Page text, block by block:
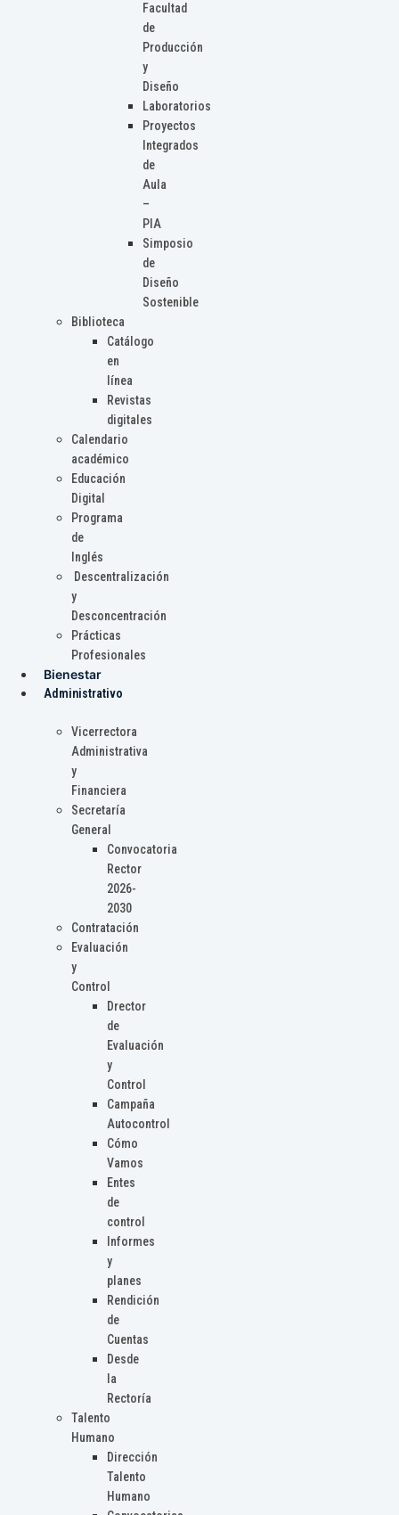
Facultad
de
Producción
y
Diseño
Laboratorios
Proyectos
Integrados
de
Aula
–
PIA
Simposio
de
Diseño
Sostenible
Biblioteca
Catálogo
en
línea
Revistas
digitales
Calendario
académico
Educación
Digital
Programa
de
Inglés
Descentralización
y
Desconcentración
Prácticas
Profesionales
Bienestar
Administrativo
Vicerrectora
Administrativa
y
Financiera
Secretaría
General
Convocatoria
Rector
2026-
2030
Contratación
Evaluación
y
Control
Drector
de
Evaluación
y
Control
Campaña
Autocontrol
Cómo
Vamos
Entes
de
control
Informes
y
planes
Rendición
de
Cuentas
Desde
la
Rectoría
Talento
Humano
Dirección
Talento
Humano